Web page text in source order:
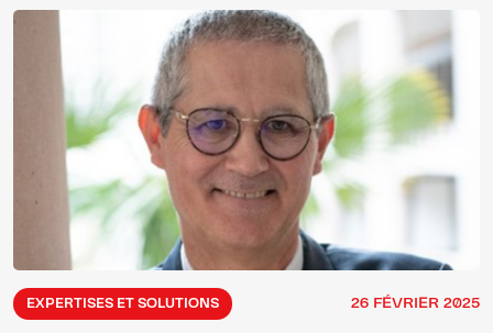
EXPERTISES ET SOLUTIONS 26 FÉVRIER 2025